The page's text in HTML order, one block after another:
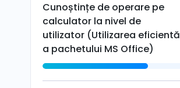
Cunoștințe de operare pe
calculator la nivel de
utilizator (Utilizarea eficientă
a pachetului MS Office)